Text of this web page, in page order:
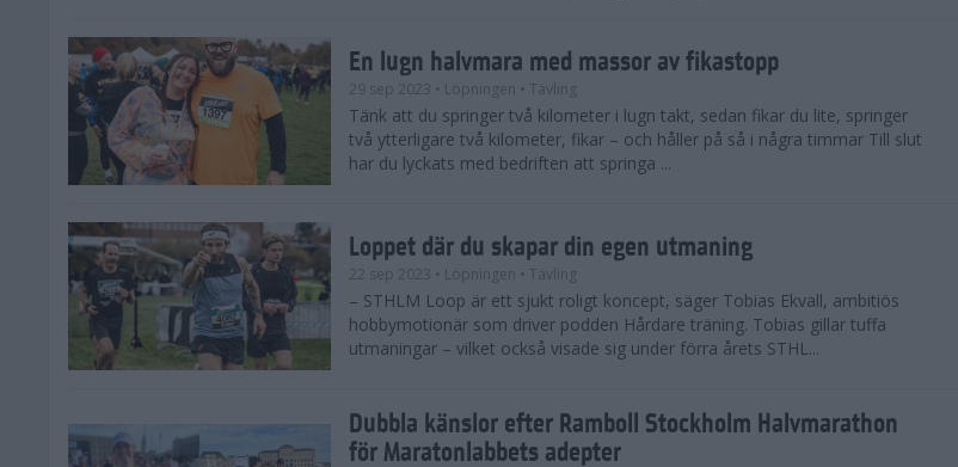
En lugn halvmara med massor av fikastopp
29 sep 2023 • Löpningen • Tävling
Tänk att du springer två kilometer i lugn takt, sedan fikar du lite, springer
två ytterligare två kilometer, fikar – och håller på så i några timmar Till slut
har du lyckats med bedriften att springa ...
Loppet där du skapar din egen utmaning
22 sep 2023 • Löpningen • Tävling
– STHLM Loop är ett sjukt roligt koncept, säger Tobias Ekvall, ambitiös
hobbymotionär som driver podden Hårdare träning. Tobias gillar tuffa
utmaningar – vilket också visade sig under förra årets STHL...
Dubbla känslor efter Ramboll Stockholm Halvmarathon
för Maratonlabbets adepter